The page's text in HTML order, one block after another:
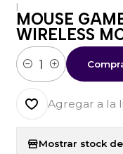
|
MOUSE
WIRELESS
Cantidad
Agregar a la
Mostrar stock